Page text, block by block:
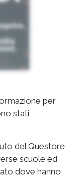
per
stati
del Questore
scuole ed
dove hanno